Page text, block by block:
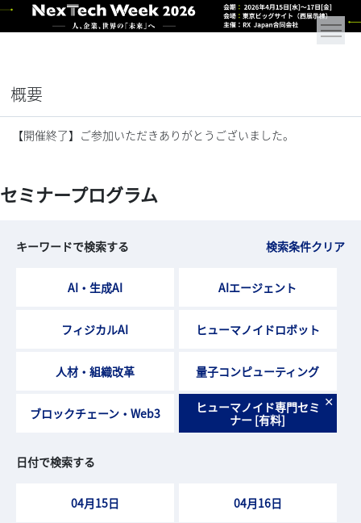
概要
【開催終了】ご参加いただきありがとうございました。
セミナープログラム
キーワードで検索する 検索条件クリア
AI・生成AI AIエージェント
フィジカルAI ヒューマノイドロボット
人材・組織改革 量子コンピューティング
ブロックチェーン・Web3
ヒューマノイド専門セミ
ナー [有料]
×
日付で検索する
04月15日 04月16日